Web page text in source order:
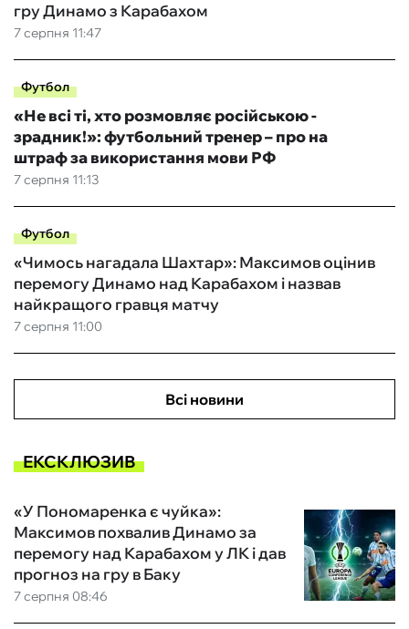
7 серпня 11:47
гру Динамо з Карабахом
Футбол
7 серпня 11:13
«Не всі ті, хто розмовляє російською -
зрадник!»: футбольний тренер – про на
штраф за використання мови РФ
Футбол
7 серпня 11:00
«Чимось нагадала Шахтар»: Максимов оцінив
перемогу Динамо над Карабахом і назвав
найкращого гравця матчу
Всі новини
ЕКСКЛЮЗИВ
7 серпня 08:46
«У Пономаренка є чуйка»:
Максимов похвалив Динамо за
перемогу над Карабахом у ЛК і дав
прогноз на гру в Баку